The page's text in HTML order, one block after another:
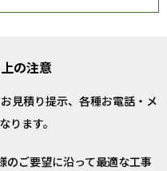
の注意
見積り提示、各種お電話・メ
ります。
のご要望に沿って最適な工事